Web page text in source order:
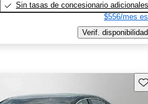
Sin tasas de concesionario adicionales
$556/mes
Verif. disponibilidad